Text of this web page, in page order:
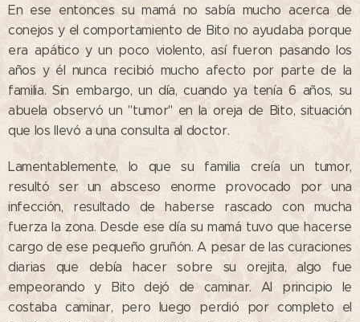
En ese entonces su mamá no sabía mucho acerca de
conejos y el comportamiento de Bito no ayudaba porque
era apático y un poco violento, así fueron pasando los
años y él nunca recibió mucho afecto por parte de la
familia. Sin embargo, un día, cuando ya tenía 6 años, su
abuela observó un "tumor" en la oreja de Bito, situación
que los llevó a una consulta al doctor.
Lamentablemente, lo que su familia creía un tumor,
resultó ser un absceso enorme provocado por una
infección, resultado de haberse rascado con mucha
fuerza la zona. Desde ese día su mamá tuvo que hacerse
cargo de ese pequeño gruñón. A pesar de las curaciones
diarias que debía hacer sobre su orejita, algo fue
empeorando y Bito dejó de caminar. Al principio le
costaba caminar, pero luego perdió por completo el